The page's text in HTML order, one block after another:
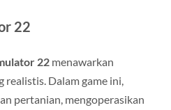
22
22menawarkan
Dalam game ini,
pertanian, mengoperasikan